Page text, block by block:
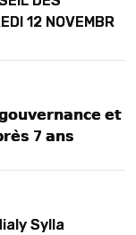
12 NOVEMBRE
𝗲𝘁
7 𝗮𝗻𝘀
Sylla